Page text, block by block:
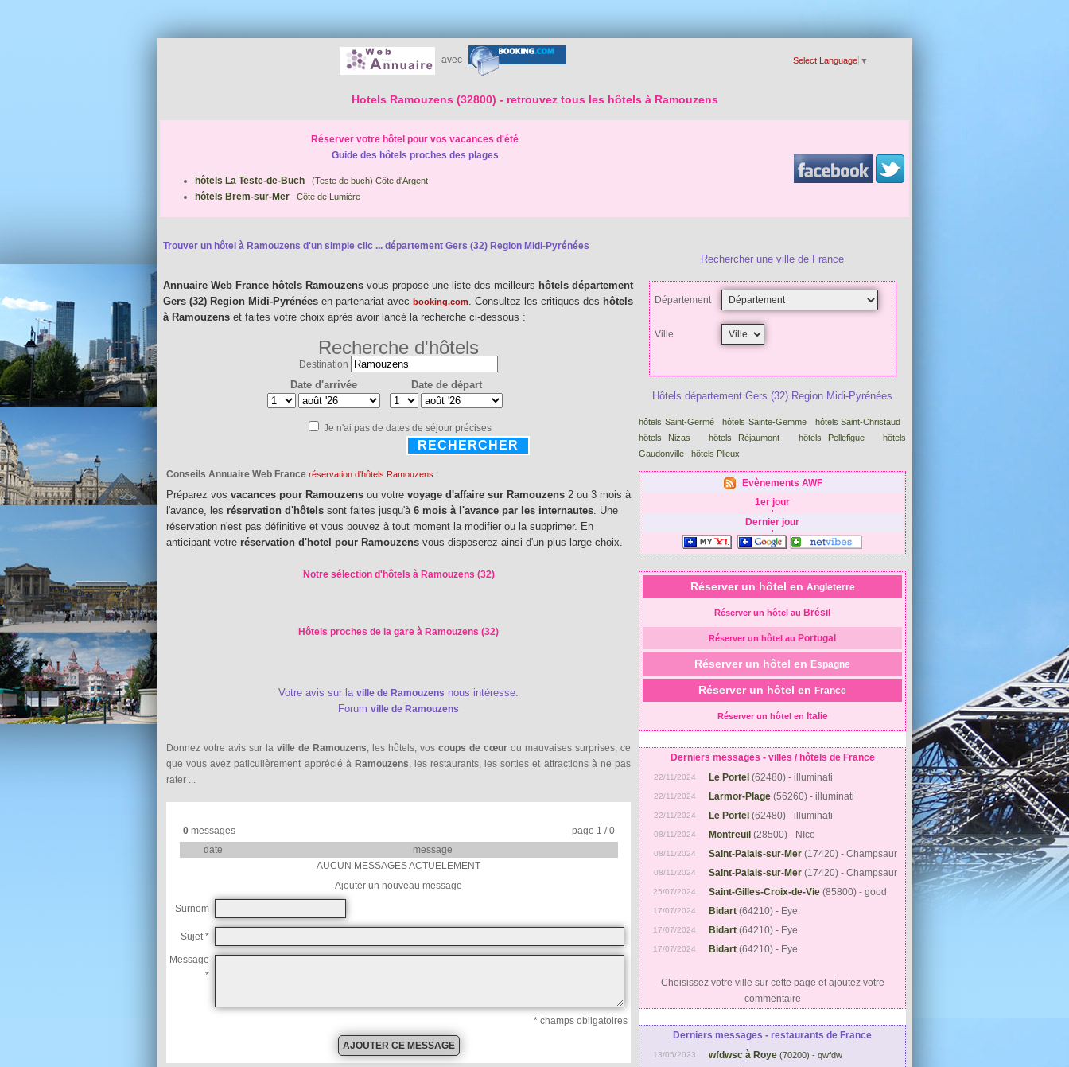
avec Select Language ▼
Hotels Ramouzens (32800) - retrouvez tous les hôtels à Ramouzens
Réserver votre hôtel pour vos vacances d'été
Guide des hôtels proches des plages
hôtels La Teste-de-Buch (Teste de buch) Côte d'Argent
hôtels Brem-sur-Mer Côte de Lumière
Trouver un hôtel à Ramouzens d'un simple clic ... département Gers (32) Region Midi-Pyrénées
Annuaire Web France hôtels Ramouzens vous propose une liste des meilleurs hôtels département
Gers (32) Region Midi-Pyrénées en partenariat avec booking.com . Consultez les critiques des hôtels
à Ramouzens et faites votre choix après avoir lancé la recherche ci-dessous :
Recherche d'hôtels
Destination
Date d'arrivée Date de départ
Je n'ai pas de dates de séjour précises
RECHERCHER
Conseils Annuaire Web France réservation d'hôtels Ramouzens :
Préparez vos vacances pour Ramouzens ou votre voyage d'affaire sur Ramouzens 2 ou 3 mois à
l'avance, les réservation d'hôtels sont faites jusqu'à 6 mois à l'avance par les internautes . Une
réservation n'est pas définitive et vous pouvez à tout moment la modifier ou la supprimer. En
anticipant votre réservation d'hotel pour Ramouzens vous disposerez ainsi d'un plus large choix.
Notre sélection d'hôtels à Ramouzens (32)
Hôtels proches de la gare à Ramouzens (32)
Votre avis sur la ville de Ramouzens nous intéresse.
Forum ville de Ramouzens
Donnez votre avis sur la ville de Ramouzens, les hôtels, vos coups de cœur ou mauvaises surprises, ce
que vous avez paticulièrement apprécié à Ramouzens, les restaurants, les sorties et attractions à ne pas
rater ...
0messages
page 1 / 0
date
message
AUCUN MESSAGES ACTUELEMENT
Ajouter un nouveau message
Surnom
Sujet *
Message
*
* champs obligatoires
Rechercher une ville de France
Département
Ville
Hôtels département Gers (32) Region Midi-Pyrénées
hôtels Saint-Germé hôtels Sainte-Gemme
hôtels Saint-Christaud
hôtels Nizas
hôtels Réjaumont hôtels Pellefigue
hôtels
Gaudonville
hôtels Plieux
Evènements AWF
1er jour
Dernier jour
Réserver un hôtel en Angleterre
Réserver un hôtel au Brésil
Réserver un hôtel au Portugal
Réserver un hôtel en Espagne
Réserver un hôtel en France
Réserver un hôtel en Italie
Derniers messages - villes / hôtels de France
22/11/2024 Le Portel (62480) - illuminati
22/11/2024 Larmor-Plage (56260) - illuminati
22/11/2024 Le Portel (62480) - illuminati
08/11/2024 Montreuil (28500) - NIce
08/11/2024 Saint-Palais-sur-Mer (17420) - Champsaur
08/11/2024 Saint-Palais-sur-Mer (17420) - Champsaur
25/07/2024 Saint-Gilles-Croix-de-Vie (85800) - good
17/07/2024 Bidart (64210) - Eye
17/07/2024 Bidart (64210) - Eye
17/07/2024 Bidart (64210) - Eye
Choisissez votre ville sur cette page et ajoutez votre
commentaire
Derniers messages - restaurants de France
13/05/2023 wfdwsc à Roye (70200) - qwfdw